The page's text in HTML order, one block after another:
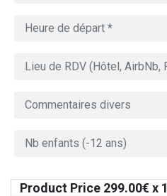
Product Price 299.00€ x 1